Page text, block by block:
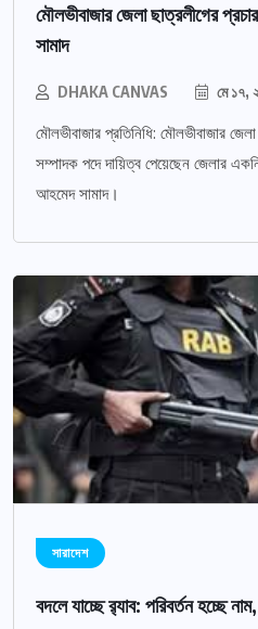
মৌলভীবাজার জেলা ছাত্রলীগের
সামাদ
DHAKA CANVAS মে ১৭,
মৌলভীবাজার প্রতিনিধি: মৌলভীবাজার
সম্পাদক পদে দায়িত্ব পেয়েছেন জেলার
আহমেদ সামাদ।
সারাদেশ
বদলে যাচ্ছে র‌্যাব: পরিবর্তন হচ্ছে